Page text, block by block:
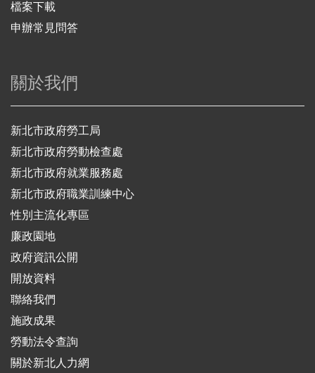
檔案下載
申辦常見問答
關於我們
新北市政府勞工局
新北市政府勞動檢查處
新北市政府就業服務處
新北市政府職業訓練中心
性別主流化專區
廉政園地
政府資訊公開
開放資料
聯絡我們
施政成果
勞動法令查詢
關於新北人力網